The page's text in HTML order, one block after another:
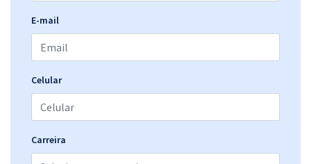
E-mail
Celular
Carreira